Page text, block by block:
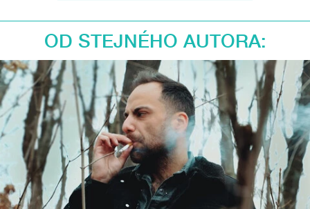
OD STEJNÉHO AUTORA: